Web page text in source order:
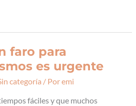
faro para
es urgente
categoría / Poremi
fáciles y que muchos